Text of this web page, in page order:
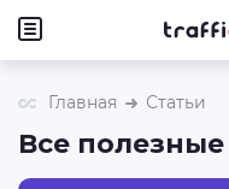
Главная Статьи
Все